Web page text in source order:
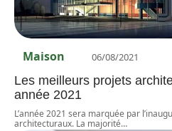
Maison 06/08/2021
Les meilleurs projets
année 2021
L’année 2021 sera marquée par
architecturaux. La majorité…